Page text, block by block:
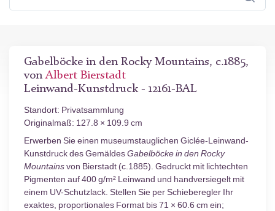
Gabelböcke in den Rocky Mountains, c.1885,
vonAlbert Bierstadt
Leinwand-Kunstdruck - 12161-BAL
Standort: Privatsammlung
Originalmaß: 127.8 × 109.9 cm
Erwerben Sie einen museumstauglichen Giclée-Leinwand-
Kunstdruck des GemäldesGabelböcke in den Rocky
Mountainsvon Bierstadt (c.1885). Gedruckt mit lichtechten
Pigmenten auf 400 g/m² Leinwand und handversiegelt mit
einem UV-Schutzlack. Stellen Sie per Schieberegler Ihr
exaktes, proportionales Format bis 71 × 60.6 cm ein;